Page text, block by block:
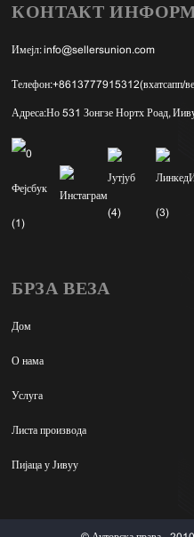
КОНТАКТ
Имејл: info@sellersunion.com
Телефон:+8613777915312(вхатсапп/
Адреса:Но 531 Зонгзе Нортх Роад,
БРЗА ВЕЗА
Дом
О нама
Услуга
Листа производа
Пијаца у Јивуу